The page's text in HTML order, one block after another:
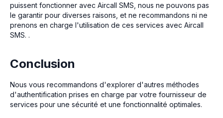
puissent fonctionner avec Aircall SMS, nous ne pouvons pas
le garantir pour diverses raisons, et ne recommandons ni ne
prenons en charge l'utilisation de ces services avec Aircall
SMS. .
Conclusion
Nous vous recommandons d'explorer d'autres méthodes
d'authentification prises en charge par votre fournisseur de
services pour une sécurité et une fonctionnalité optimales.